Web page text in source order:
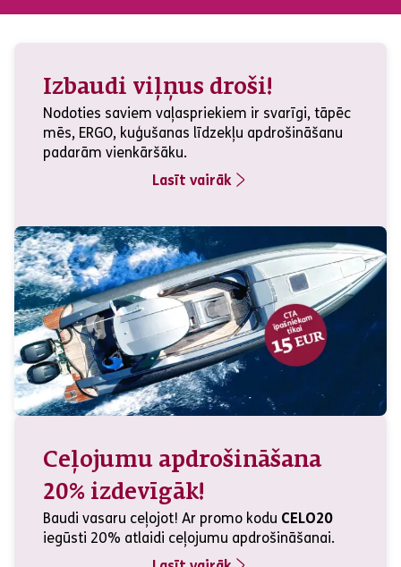
Izbaudi viļņus droši!
Nodoties saviem vaļaspriekiem ir svarīgi, tāpēc
mēs, ERGO, kuģušanas līdzekļu apdrošināšanu
padarām vienkāršāku.
Lasīt vairāk
Ceļojumu apdrošināšana
20% izdevīgāk!
Baudi vasaru ceļojot! Ar promo kodu CELO20
iegūsti 20% atlaidi ceļojumu apdrošināšanai.